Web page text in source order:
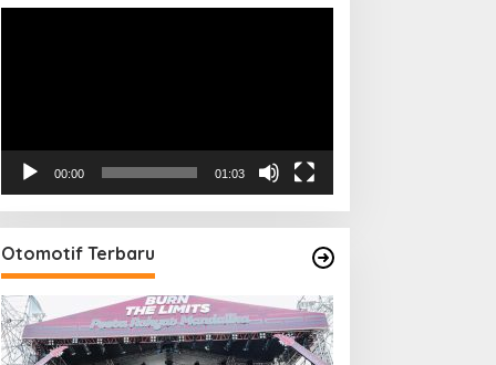
00:00 01:03
Otomotif Terbaru